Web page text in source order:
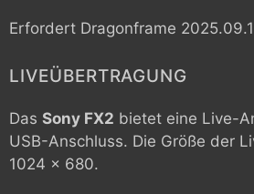
Erfordert Dragonframe
LIVEÜBERTRAGUNG
Das Sony FX2 bietet eine Live-
USB-Anschluss. Die Größe der
1024 x 680.